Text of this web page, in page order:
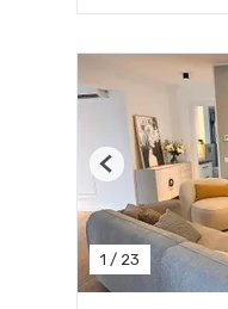
1 / 23
Previous